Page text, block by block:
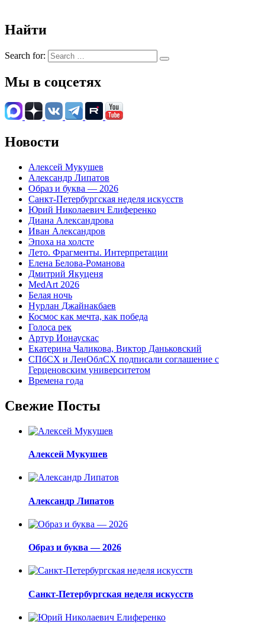
Найти
Search for:
Мы в соцсетях
Новости
Алексей Мукушев
Александр Липатов
Образ и буква — 2026
Санкт-Петербургская неделя искусств
Юрий Николаевич Елиференко
Диана Александрова
Иван Александров
Эпоха на холсте
Лето. Фрагменты. Интерпретации
Елена Белова-Романова
Дмитрий Якуценя
MedArt 2026
Белая ночь
Нурлан Джайнакбаев
Космос как мечта, как победа
Голоса рек
Артур Ионаускас
Екатерина Чаликова, Виктор Даньковский
СПбСХ и ЛенОблСХ подписали соглашение с
Герценовским университетом
Времена года
Свежие Посты
Алексей Мукушев
Александр Липатов
Образ и буква — 2026
Санкт-Петербургская неделя искусств